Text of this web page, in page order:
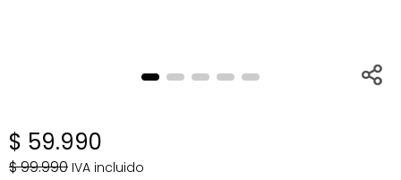
$ 59.990
$99.990 IVA incluido